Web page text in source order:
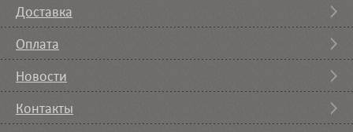
Доставка
Оплата
Новости
Контакты